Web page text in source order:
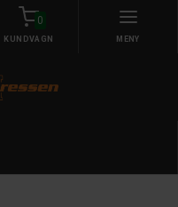
0
KUNDVAGN MENY